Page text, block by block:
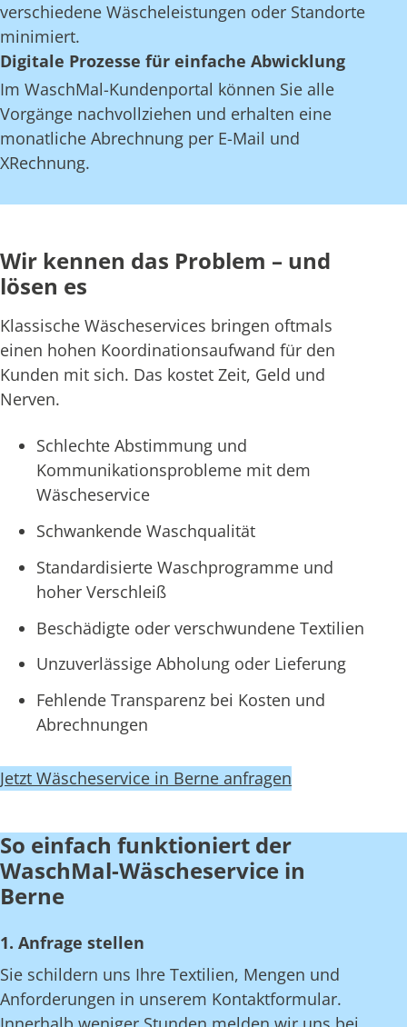
verschiedene Wäscheleistungen oder Standorte
minimiert.
Digitale Prozesse für einfache Abwicklung
Im WaschMal-Kundenportal können Sie alle
Vorgänge nachvollziehen und erhalten eine
monatliche Abrechnung per E-Mail und
XRechnung.
Wir kennen das Problem – und
lösen es
Klassische Wäscheservices bringen oftmals
einen hohen Koordinationsaufwand für den
Kunden mit sich. Das kostet Zeit, Geld und
Nerven.
Schlechte Abstimmung und
Kommunikationsprobleme mit dem
Wäscheservice
Schwankende Waschqualität
Standardisierte Waschprogramme und
hoher Verschleiß
Beschädigte oder verschwundene Textilien
Unzuverlässige Abholung oder Lieferung
Fehlende Transparenz bei Kosten und
Abrechnungen
Jetzt Wäscheservice in Berne anfragen
So einfach funktioniert der
WaschMal-Wäscheservice in
Berne
1. Anfrage stellen
Sie schildern uns Ihre Textilien, Mengen und
Anforderungen in unserem Kontaktformular.